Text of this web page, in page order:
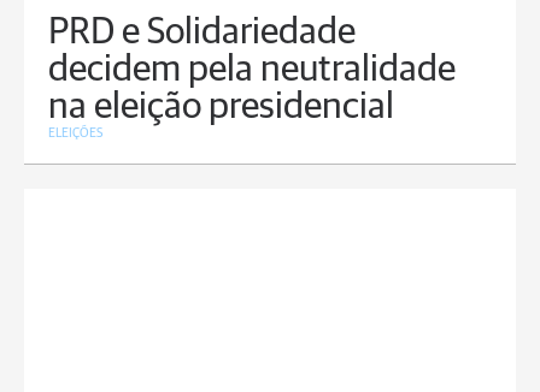
PRD e Solidariedade
decidem pela neutralidade
na eleição presidencial
ELEIÇÕES